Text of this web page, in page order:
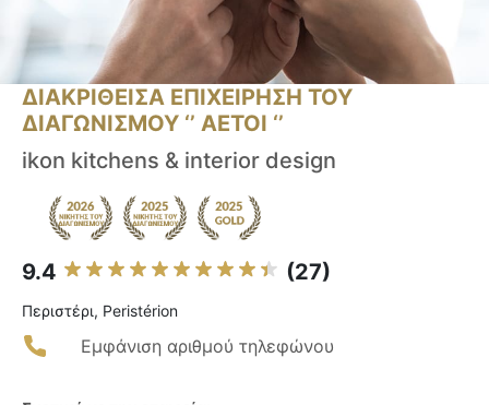
ΔΙΑΚΡΙΘΕΙΣΑ ΕΠΙΧΕΙΡΗΣΗ ΤΟΥ
ΔΙΑΓΩΝΙΣΜΟΥ ‘’ ΑΕΤΟΙ ‘’
ikon kitchens & interior design
9.4 (27)
Περιστέρι, Peristérion
Εμφάνιση αριθμού τηλεφώνου